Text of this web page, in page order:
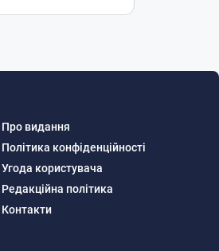
Про видання
Політика конфіденційності
Угода користувача
Редакційна політика
Контакти